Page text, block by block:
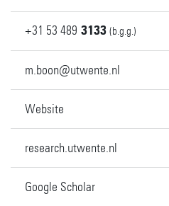
+31 53 489 3133 (b.g.g.)
m.boon@utwente.nl
Website
research.utwente.nl
Google Scholar